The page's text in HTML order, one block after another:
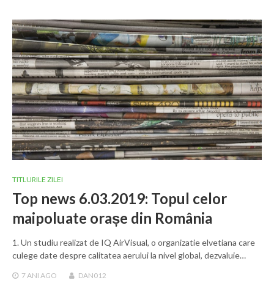
TITLURILE ZILEI
Top news 6.03.2019: Topul celor
maipoluate orașe din România
1. Un studiu realizat de IQ AirVisual, o organizatie elvetiana care
culege date despre calitatea aerului la nivel global, dezvaluie…
7 ANI AGO DAN012